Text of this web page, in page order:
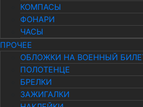
КОМПАСЫ
ФОНАРИ
ЧАСЫ
ПРОЧЕЕ
ОБЛОЖКИ НА ВОЕННЫЙ
ПОЛОТЕНЦЕ
БРЕЛКИ
ЗАЖИГАЛКИ